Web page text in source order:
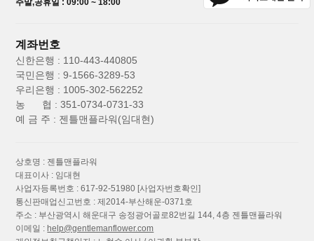
주말,공휴일 : 09:00 ~ 18:00
계좌번호
신한은행 : 110-443-440805
국민은행 : 9-1566-3289-53
우리은행 : 1005-302-562252
농 협 : 351-0734-0731-33
예 금 주 : 젠틀맨플라워(임대현)
상호명 : 젠틀맨플라워
대표이사 : 임대현
사업자등록번호 : 617-92-51980 [사업자번호확인]
통신판매업신고번호 : 제2014-부산해운-0371호
주소 : 부산광역시 해운대구 송정광어골로82번길 144, 4층 젠틀맨플라워
이메일 : help@gentlemanflower.com